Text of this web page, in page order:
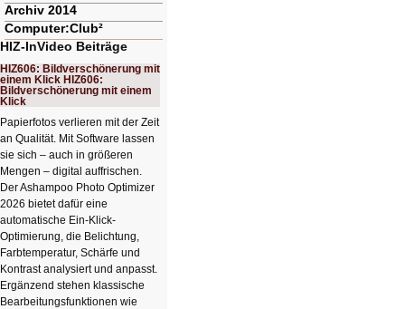
Archiv 2014
Computer:Club²
HIZ-InVideo Beiträge
HIZ606: Bildverschönerung mit
einem Klick HIZ606:
Bildverschönerung mit einem
Klick
Papierfotos verlieren mit der Zeit
an Qualität. Mit Software lassen
sie sich – auch in größeren
Mengen – digital auffrischen.
Der Ashampoo Photo Optimizer
2026 bietet dafür eine
automatische Ein-Klick-
Optimierung, die Belichtung,
Farbtemperatur, Schärfe und
Kontrast analysiert und anpasst.
Ergänzend stehen klassische
Bearbeitungsfunktionen wie